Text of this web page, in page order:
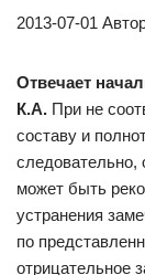
2013-07-01
Отвечает
К.А. При не
составу и
следовательно,
может быть
устранения
по
отрицательное